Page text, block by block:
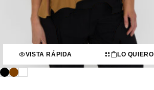
VISTA RÁPIDA LO QUIERO